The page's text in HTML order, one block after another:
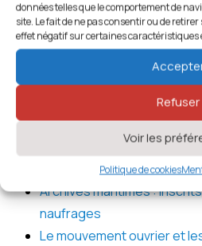
données telles que le comportement de
site. Le fait de ne pas consentir ou de
effet négatif sur certaines caractéristiques
Refuser
Voir les
Politique de cookies
Registres scolaires : ce
trouver
Changements de
IA & archives : entre
limites juridiques
Archives maritimes :
naufrages
Le mouvement ouvrier et